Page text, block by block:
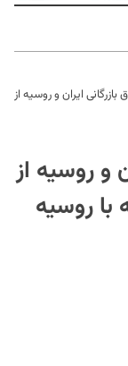
ایران و روسیه از
و روسیه از
با روسیه